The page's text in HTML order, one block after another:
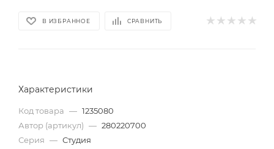
В ИЗБРАННОЕ СРАВНИТЬ
Характеристики
Код товара — 1235080
Автор (артикул) — 280220700
Серия — Студия